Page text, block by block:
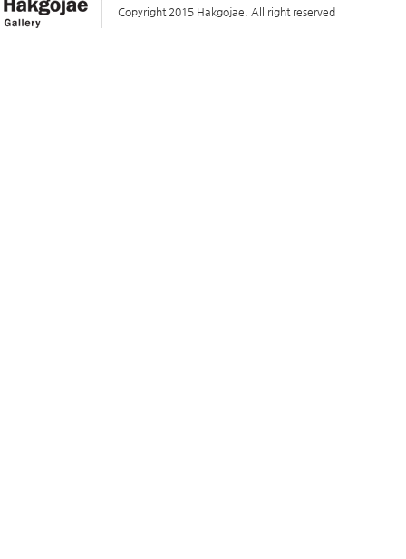
Copyright 2015 Hakgojae. All right reserved